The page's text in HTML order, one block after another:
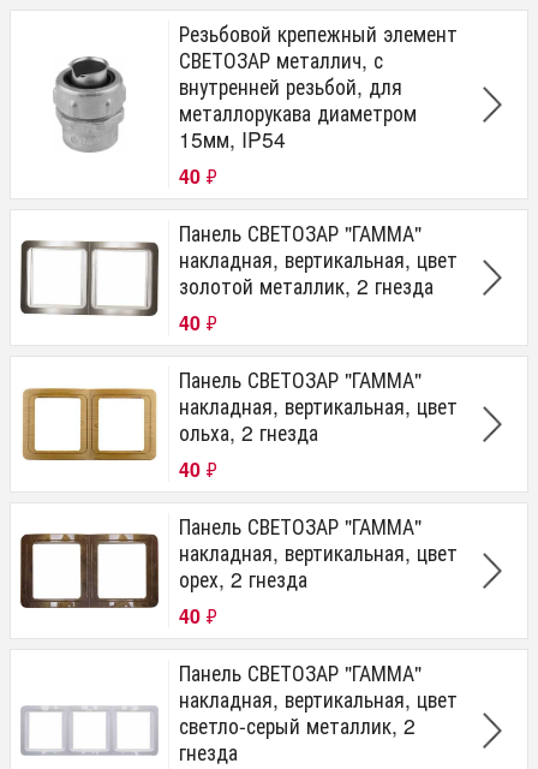
Резьбовой крепежный элемент
СВЕТОЗАР металлич, с
внутренней резьбой, для
металлорукава диаметром
15мм, IP54
40 ₽
Панель СВЕТОЗАР "ГАММА"
накладная, вертикальная, цвет
золотой металлик, 2 гнезда
40 ₽
Панель СВЕТОЗАР "ГАММА"
накладная, вертикальная, цвет
ольха, 2 гнезда
40 ₽
Панель СВЕТОЗАР "ГАММА"
накладная, вертикальная, цвет
орех, 2 гнезда
40 ₽
Панель СВЕТОЗАР "ГАММА"
накладная, вертикальная, цвет
светло-серый металлик, 2
гнезда